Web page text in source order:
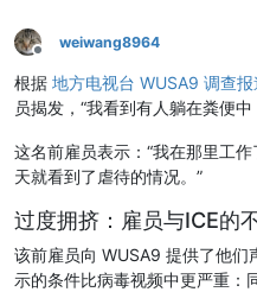
Offline
weiwang8964
根据 地方电视台 WUSA9 调查报
员揭发，“我看到有人躺在粪便
这名前雇员表示：“我在那里工
天就看到了虐待的情况。”
过度拥挤：雇员与ICE的
该前雇员向 WUSA9 提供了他们
示的条件比病毒视频中更严重：